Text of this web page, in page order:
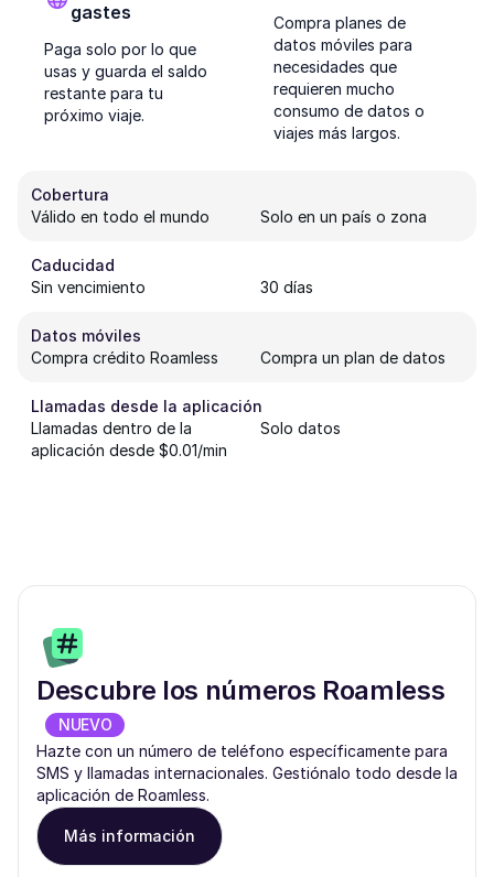
gastes
Paga solo por lo que
usas y guarda el saldo
restante para tu
próximo viaje.
Compra planes de
datos móviles para
necesidades que
requieren mucho
consumo de datos o
viajes más largos.
Cobertura
Válido en todo el mundo
Solo en un país o zona
Caducidad
Sin vencimiento
30 días
Datos móviles
Compra crédito Roamless
Compra un plan de datos
Llamadas desde la aplicación
Llamadas dentro de la
aplicación desde $0.01/min
Solo datos
Descubre los números Roamless
NUEVO
Hazte con un número de teléfono específicamente para
SMS y llamadas internacionales. Gestiónalo todo desde la
aplicación de Roamless.
Más información